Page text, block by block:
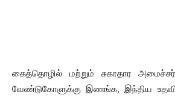
கைத்தொழில் மற்றும் சுகாதார
வேண்டுகோளுக்கு இணங்க, இந்திய